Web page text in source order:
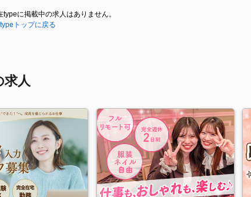
typeに掲載中の求人はありません。
typeトップに戻る
求人